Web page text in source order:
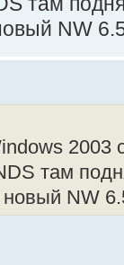
NW
2003
там
новый NW